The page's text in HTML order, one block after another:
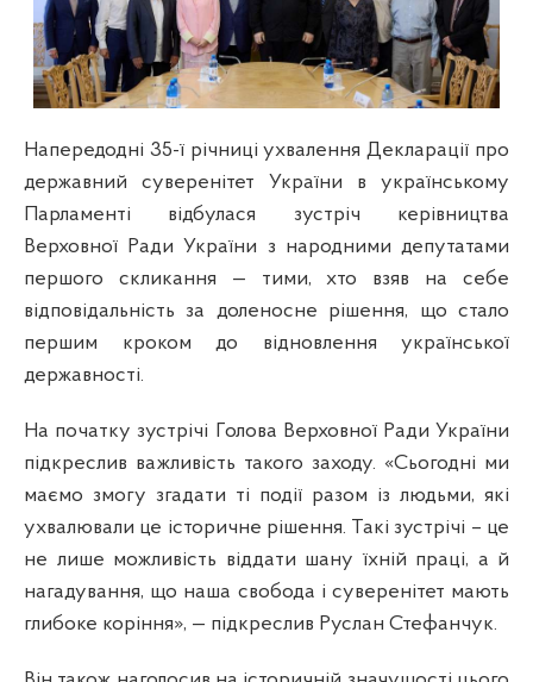
Напередодні 35-ї річниці ухвалення Декларації про
державний суверенітет України в українському
Парламенті відбулася зустріч керівництва
Верховної Ради України з народними депутатами
першого скликання — тими, хто взяв на себе
відповідальність за доленосне рішення, що стало
першим кроком до відновлення української
державності.
На початку зустрічі Голова Верховної Ради України
підкреслив важливість такого заходу. «Сьогодні ми
маємо змогу згадати ті події разом із людьми, які
ухвалювали це історичне рішення. Такі зустрічі – це
не лише можливість віддати шану їхній праці, а й
нагадування, що наша свобода і суверенітет мають
глибоке коріння», — підкреслив Руслан Стефанчук.